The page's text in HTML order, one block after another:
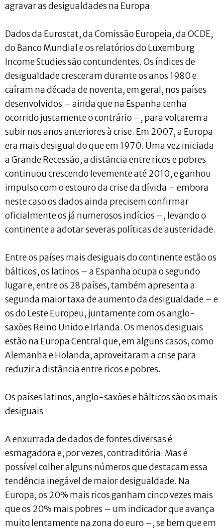
agravar as desigualdades na Europa.
Dados da Eurostat, da Comissão Europeia, da OCDE,
do Banco Mundial e os relatórios do Luxemburg
Income Studies são contundentes. Os índices de
desigualdade cresceram durante os anos 1980 e
caíram na década de noventa, em geral, nos países
desenvolvidos – ainda que na Espanha tenha
ocorrido justamente o contrário –, para voltarem a
subir nos anos anteriores à crise. Em 2007, a Europa
era mais desigual do que em 1970. Uma vez iniciada
a Grande Recessão, a distância entre ricos e pobres
continuou crescendo levemente até 2010, e ganhou
impulso com o estouro da crise da dívida – embora
neste caso os dados ainda precisem confirmar
oficialmente os já numerosos indícios –, levando o
continente a adotar severas políticas de austeridade.
Entre os países mais desiguais do continente estão os
bálticos, os latinos – a Espanha ocupa o segundo
lugar e, entre os 28 países, também apresenta a
segunda maior taxa de aumento da desigualdade – e
os do Leste Europeu, juntamente com os anglo-
saxões Reino Unido e Irlanda. Os menos desiguais
estão na Europa Central que, em alguns casos, como
Alemanha e Holanda, aproveitaram a crise para
reduzir a distância entre ricos e pobres.
Os países latinos, anglo-saxões e bálticos são os mais
desiguais
A enxurrada de dados de fontes diversas é
esmagadora e, por vezes, contraditória. Mas é
possível colher alguns números que destacam essa
tendência inegável de maior desigualdade. Na
Europa, os 20% mais ricos ganham cinco vezes mais
que os 20% mais pobres – um indicador que avança
muito lentamente na zona do euro –, se bem que em